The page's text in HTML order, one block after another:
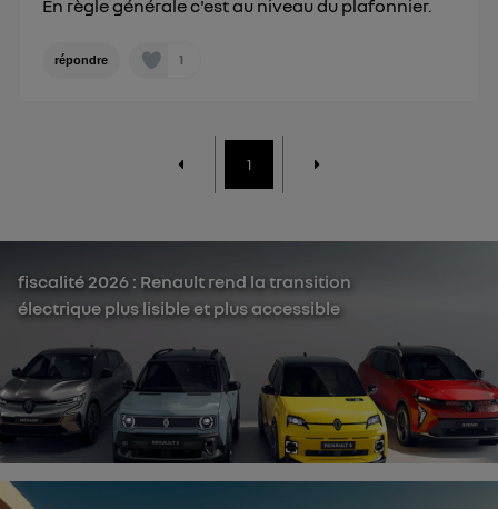
En règle générale c'est au niveau du plafonnier.
répondre 1
1
fiscalité 2026 : Renault rend la transition
électrique plus lisible et plus accessible